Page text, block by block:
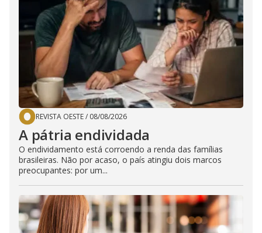
REVISTA OESTE/ 08/08/2026
A pátria endividada
O endividamento está corroendo a renda das famílias
brasileiras. Não por acaso, o país atingiu dois marcos
preocupantes: por um...